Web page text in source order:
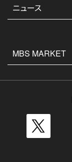
ニュース
MBS MARKET